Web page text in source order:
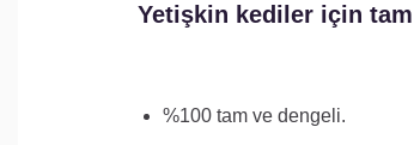
Yetişkin kediler için
%100 tam ve dengeli.